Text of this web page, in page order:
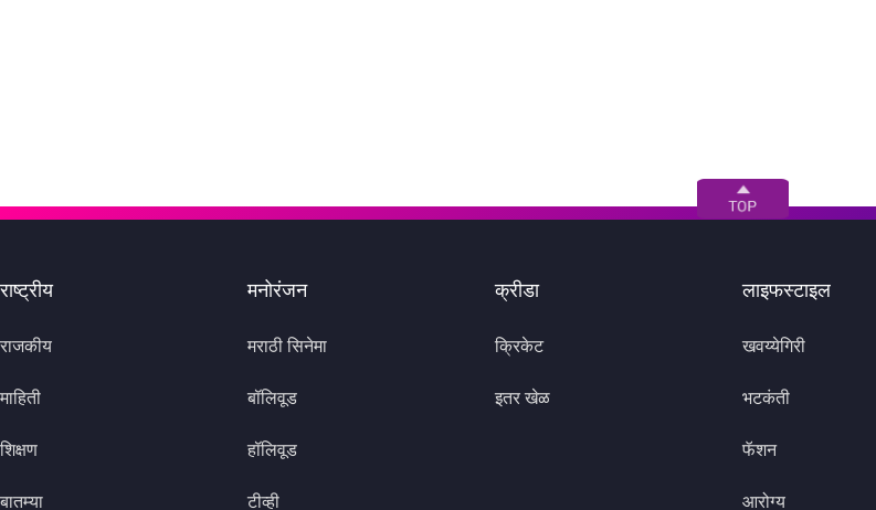
राष्ट्रीय
राजकीय
माहिती
शिक्षण
बातम्या
मनोरंजन
मराठी सिनेमा
बॉलिवूड
हॉलिवूड
टीव्ही
क्रीडा
क्रिकेट
इतर खेळ
लाइफस्टाइल
खवय्येगिरी
भटकंती
फॅशन
आरोग्य